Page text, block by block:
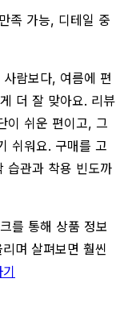
족 가능, 디테일 중
람보다, 여름에 편
더 잘 맞아요. 리뷰
이 쉬운 편이고, 그
쉬워요. 구매를 고
습관과 착용 빈도까
를 통해 상품 정보
며 살펴보면 훨씬